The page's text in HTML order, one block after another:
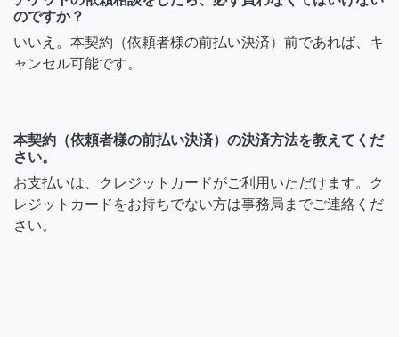
のですか？
いいえ。本契約（依頼者様の前払い決済）前であれば、キ
ャンセル可能です。
本契約（依頼者様の前払い決済）の決済方法を教えてくだ
さい。
お支払いは、クレジットカードがご利用いただけます。ク
レジットカードをお持ちでない方は事務局までご連絡くだ
さい。